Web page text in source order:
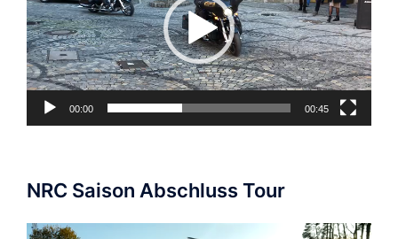
00:00 00:45
NRC Saison Abschluss Tour
Video-